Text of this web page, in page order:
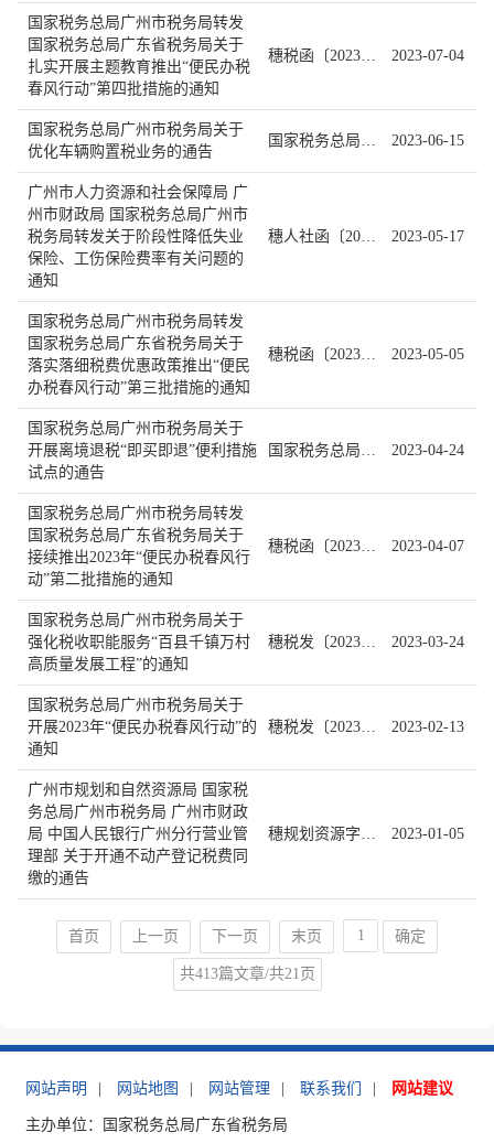
国家税务总局广州市税务局转发
国家税务总局广东省税务局关于
扎实开展主题教育推出“便民办税
春风行动”第四批措施的通知
穗税函〔2023〕105号 2023-07-04
国家税务总局广州市税务局关于
优化车辆购置税业务的通告
国家税务总局广州市税务局通告2023年第2号 2023-06-15
广州市人力资源和社会保障局 广
州市财政局 国家税务总局广州市
税务局转发关于阶段性降低失业
保险、工伤保险费率有关问题的
通知
穗人社函〔2023〕212号 2023-05-17
国家税务总局广州市税务局转发
国家税务总局广东省税务局关于
落实落细税费优惠政策推出“便民
办税春风行动”第三批措施的通知
穗税函〔2023〕75号 2023-05-05
国家税务总局广州市税务局关于
开展离境退税“即买即退”便利措施
试点的通告
国家税务总局广州市税务局通告 2023年第1号 2023-04-24
国家税务总局广州市税务局转发
国家税务总局广东省税务局关于
接续推出2023年“便民办税春风行
动”第二批措施的通知
穗税函〔2023〕68号 2023-04-07
国家税务总局广州市税务局关于
强化税收职能服务“百县千镇万村
高质量发展工程”的通知
穗税发〔2023〕12号 2023-03-24
国家税务总局广州市税务局关于
开展2023年“便民办税春风行动”的
通知
穗税发〔2023〕7号 2023-02-13
广州市规划和自然资源局 国家税
务总局广州市税务局 广州市财政
局 中国人民银行广州分行营业管
理部 关于开通不动产登记税费同
缴的通告
穗规划资源字〔2022〕5号 2023-01-05
首页 上一页 下一页 末页 确定
共413篇文章/共21页
网站声明 | 网站地图 | 网站管理 | 联系我们 | 网站建议
主办单位：国家税务总局广东省税务局